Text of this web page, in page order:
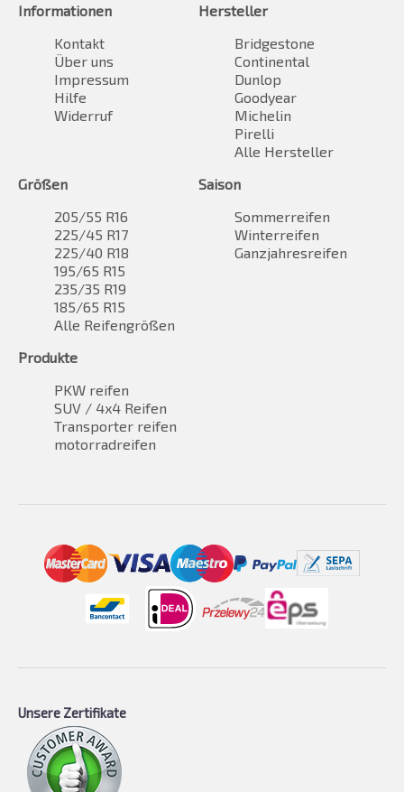
Informationen
Kontakt
Über uns
Impressum
Hilfe
Widerruf
Hersteller
Bridgestone
Continental
Dunlop
Goodyear
Michelin
Pirelli
Alle Hersteller
Größen
205/55 R16
225/45 R17
225/40 R18
195/65 R15
235/35 R19
185/65 R15
Alle Reifengrößen
Saison
Sommerreifen
Winterreifen
Ganzjahresreifen
Produkte
PKW reifen
SUV / 4x4 Reifen
Transporter reifen
motorradreifen
Unsere Zertifikate